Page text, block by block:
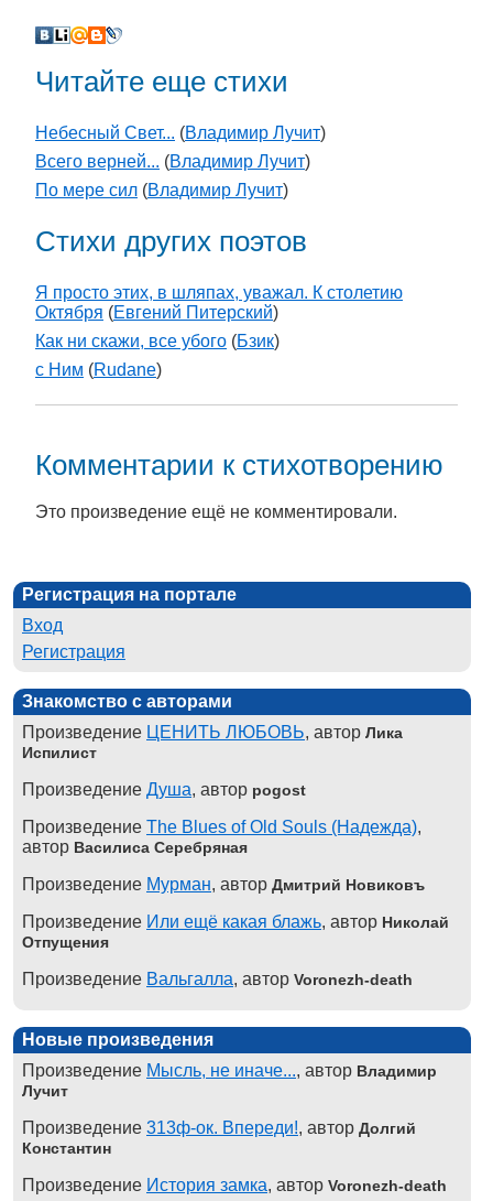
Читайте еще стихи
Небесный Свет... (Владимир Лучит)
Всего верней... (Владимир Лучит)
По мере сил (Владимир Лучит)
Стихи других поэтов
Я просто этих, в шляпах, уважал. К столетию
Октября (Евгений Питерский)
Как ни скажи, все убого (Бзик)
с Ним (Rudane)
Комментарии к стихотворению
Это произведение ещё не комментировали.
Регистрация на портале
Вход
Регистрация
Знакомство с авторами
Произведение ЦЕНИТЬ ЛЮБОВЬ, автор Лика
Испилист
Произведение Душа, автор pogost
Произведение The Blues of Old Souls (Надежда),
автор Василиса Серебряная
Произведение Мурман, автор Дмитрий Новиковъ
Произведение Или ещё какая блажь, автор Николай
Отпущения
Произведение Вальгалла, автор Voronezh-death
Новые произведения
Произведение Мысль, не иначе..., автор Владимир
Лучит
Произведение 313ф-ок. Впереди!, автор Долгий
Константин
Произведение История замка, автор Voronezh-death